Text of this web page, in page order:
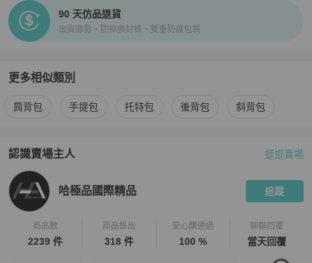
90 天仿品退貨
出貨錄影、防掉換封條、雙重防護包裝
更多相似類別
更多Delvaux 女包相似商品推薦
肩背包 手提包 托特包 後背包 斜背包
認識賣場主人
PopChill 拍拍圈嚴選賣家
逛逛賣場
哈極品國際精品 追蹤
商品數
2239 件
商品售出
318 件
安心購通過
100 %
聊聊回覆
當天回覆